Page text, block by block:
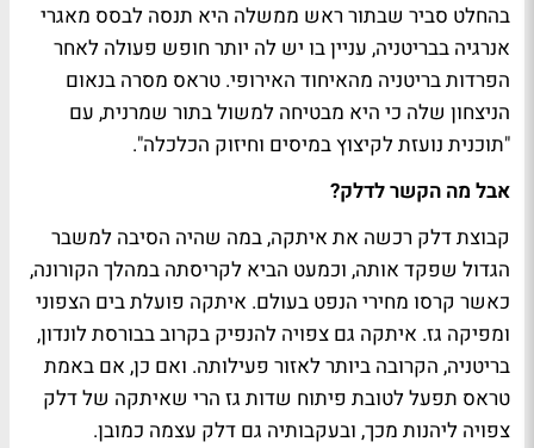
בהחלט סביר שבתור ראש ממשלה היא תנסה לבסס מאגרי
אנרגיה בבריטניה, עניין בו יש לה יותר חופש פעולה לאחר
הפרדות בריטניה מהאיחוד האירופי. טראס מסרה בנאום
הניצחון שלה כי היא מבטיחה למשול בתור שמרנית, עם
"תוכנית נועזת לקיצוץ במיסים וחיזוק הכלכלה".
אבל מה הקשר לדלק?
קבוצת דלק רכשה את איתקה, במה שהיה הסיבה למשבר
הגדול שפקד אותה, וכמעט הביא לקריסתה במהלך הקורונה,
כאשר קרסו מחירי הנפט בעולם. איתקה פועלת בים הצפוני
ומפיקה גז. איתקה גם צפויה להנפיק בקרוב בבורסת לונדון,
בריטניה, הקרובה ביותר לאזור פעילותה. ואם כן, אם באמת
טראס תפעל לטובת פיתוח שדות גז הרי שאיתקה של דלק
צפויה ליהנות מכך, ובעקבותיה גם דלק עצמה כמובן.